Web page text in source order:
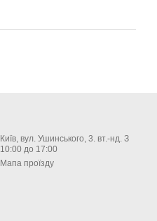
Київ, вул. Ушинського, 3. вт.-нд. З
10:00 до 17:00
Мапа проїзду